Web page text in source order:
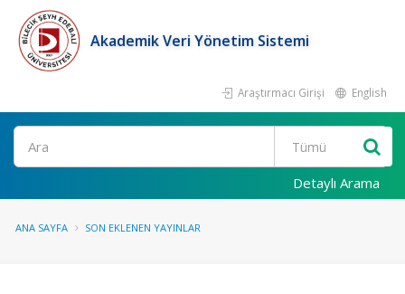
Akademik Veri Yönetim Sistemi
Araştırmacı Girişi English
Ara
Detaylı Arama
ANA SAYFA SON EKLENEN YAYINLAR